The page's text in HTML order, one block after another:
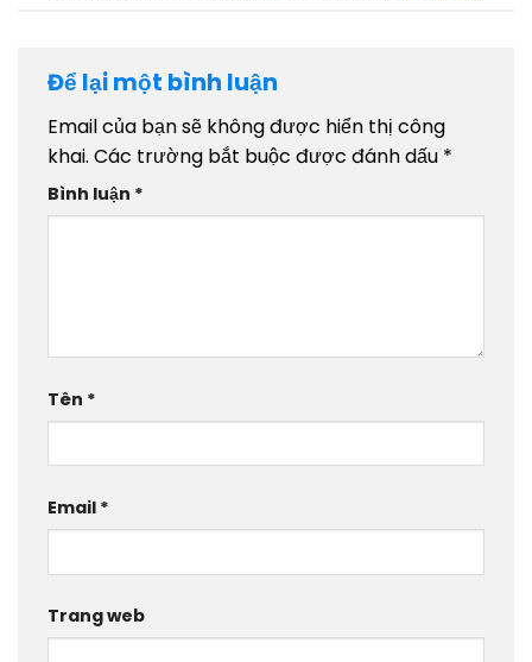
Để lại một bình luận
Email của bạn sẽ không được hiển thị công
khai. Các trường bắt buộc được đánh dấu *
Bình luận *
Tên *
Email *
Trang web